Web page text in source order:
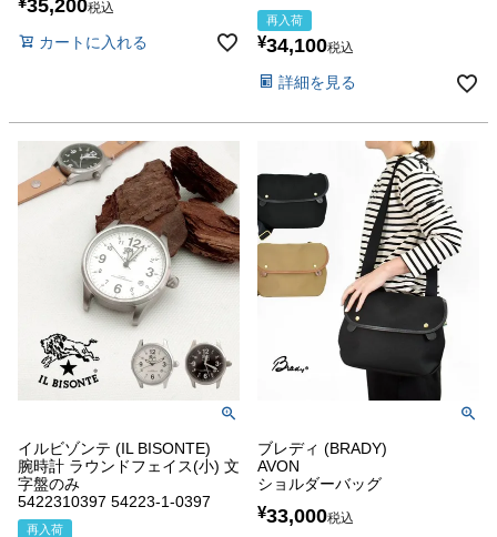
35,200税込
カートに入れる
再入荷
¥34,100税込
詳細を見る
イルビゾンテ (IL BISONTE)
腕時計 ラウンドフェイス(小) 文
字盤のみ
5422310397 54223-1-0397
再入荷
ブレディ (BRADY)
AVON
ショルダーバッグ
¥33,000税込